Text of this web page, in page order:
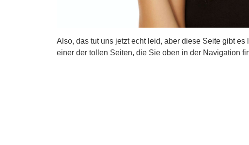
Also, das tut uns jetzt echt leid, aber diese Seite gibt
einer der tollen Seiten, die Sie oben in der Navigation